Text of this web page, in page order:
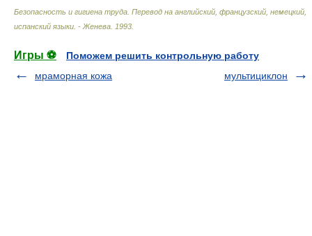
Безопасность и гигиена труда. Перевод на английский, французский, немецкий,
испанский языки. - Женева 1993
Игры ⚽
Поможем решить контрольную работу
мраморная кожа
мультициклон